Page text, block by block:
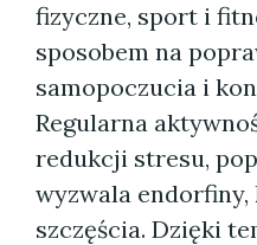
fizyczne, sport i
sposobem na
samopoczucia i
Regularna
redukcji stresu,
wyzwala
szczęścia. Dzięki